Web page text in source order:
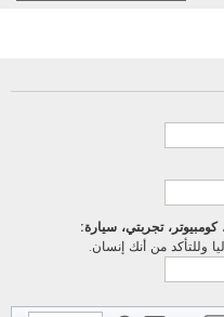
كومبيوتر، تجربتي، سيارة:
وللتأكد من أنك إنسان.